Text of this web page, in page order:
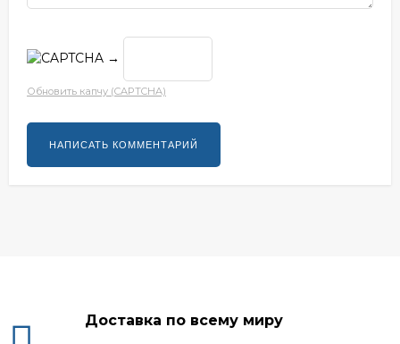
→
Обновить капчу (CAPTCHA)
Доставка по всему миру